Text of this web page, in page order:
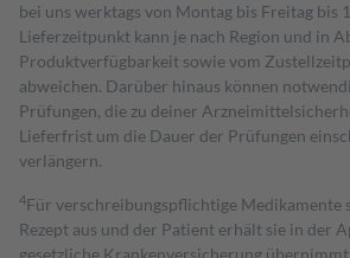
bei uns werktags von Montag bis Freitag bis
Lieferzeitpunkt kann je nach Region und in
Produktverfügbarkeit sowie vom
abweichen. Darüber hinaus können
Prüfungen, die zu deiner
Lieferfrist um die Dauer der Prüfungen
verlängern.
4Für verschreibungspflichtige Medikamente
Rezept aus und der Patient erhält sie in der
gesetzliche Krankenversicherung